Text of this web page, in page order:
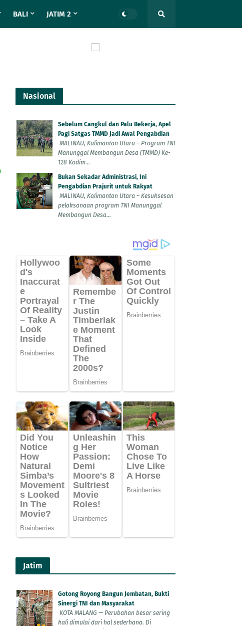
BALI JATIM 2
Nasional
Sebelum Cangkul dan Palu Bekerja, Apel
Pagi Satgas TMMD Jadi Awal Pengabdian
MALINAU, Kalimantan Utara – Program TNI
Manunggal Membangun Desa (TMMD) Ke-
128 Kodim...
Bukan Sekadar Administrasi, Ini
Pengabdian Prajurit untuk Rakyat
MALINAU, Kalimantan Utara – Kesuksesan
pelaksanaan program TNI Manunggal
Membangun Desa...
Jatim
Gotong Royong Bangun Jembatan, Bukti
Sinergi TNI dan Masyarakat
KOTA MALANG — Perubahan besar sering
kali dimulai dari hal sederhana. Di